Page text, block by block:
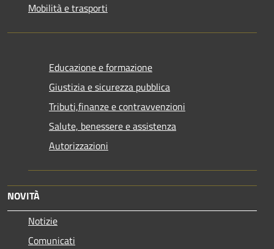
Mobilità e trasporti
Educazione e formazione
Giustizia e sicurezza pubblica
Tributi,finanze e contravvenzioni
Salute, benessere e assistenza
Autorizzazioni
NOVITÀ
Notizie
Comunicati